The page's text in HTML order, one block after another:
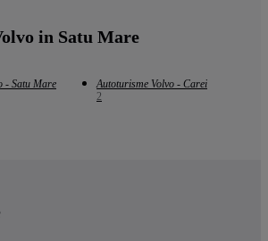
in Satu Mare
- Satu Mare
Autoturisme Volvo - Carei
2